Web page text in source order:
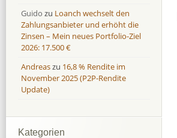
Guido zu Loanch wechselt den
Zahlungsanbieter und erhöht die
Zinsen – Mein neues Portfolio-Ziel
2026: 17.500 €
Andreaszu 16,8 % Rendite im
November 2025 (P2P-Rendite
Update)
Kategorien